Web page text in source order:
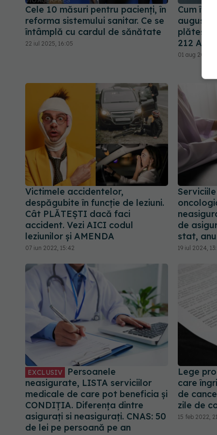
Cele 10 măsuri pentru pacienți, în
reforma sistemului sanitar. Ce se
întâmplă cu cardul de sănătate
22 iul 2025, 16:05
Cum îți
august
plătești.
212 AICI
01 aug 2025,
Victimele accidentelor,
despăgubite în funcție de leziuni.
Cât PLĂTEȘTI dacă faci
accident. Vezi AICI codul
leziunilor și AMENDA
07 iun 2022, 15:42
de
stat,
19 iul 2024,
EXCLUSIV
Persoanele
neasigurate, LISTA serviciilor
medicale de care pot beneficia și
CONDIȚIA. Diferența dintre
asigurați si neasigurați. CNAS: 50
de lei pe persoană pe an
Lege
care
de
zile de
15 feb 2022,